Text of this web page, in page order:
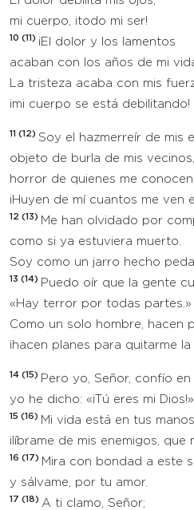
mi cuerpo, ¡todo mi ser!
10 (11) ¡El dolor y los lamentos
acaban con los años de mi
La tristeza acaba con mis
¡mi cuerpo se está debilitando!
11 (12) Soy el hazmerreír de mis
objeto de burla de mis vecinos,
horror de quienes me conocen.
¡Huyen de mí cuantos me ven
12 (13) Me han olvidado por
como si ya estuviera muerto.
Soy como un jarro hecho
13 (14) Puedo oír que la gente
«Hay terror por todas partes.»
Como un solo hombre, hacen
¡hacen planes para quitarme la
14 (15) Pero yo, Señor, confío en
yo he dicho: «¡Tú eres mi Dios!»
15 (16) Mi vida está en tus
¡líbrame de mis enemigos, que
16 (17) Mira con bondad a este
y sálvame, por tu amor.
17 (18) A ti clamo, Señor;